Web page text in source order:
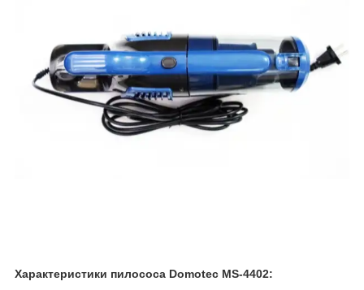
Характеристики пилососа Domotec MS-4402: